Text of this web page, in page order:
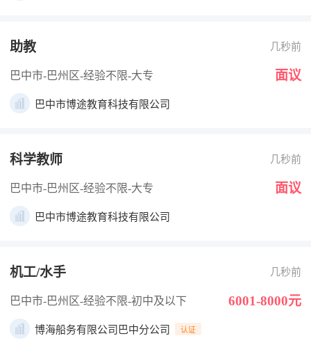
助教 几秒前
巴中市-巴州区-经验不限-大专 面议
巴中市博途教育科技有限公司
科学教师 几秒前
巴中市-巴州区-经验不限-大专 面议
巴中市博途教育科技有限公司
机工/水手 几秒前
巴中市-巴州区-经验不限-初中及以下 6001-8000元
博海船务有限公司巴中分公司 认证